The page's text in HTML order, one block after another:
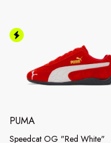
PUMA
Speedcat OG "Red White"